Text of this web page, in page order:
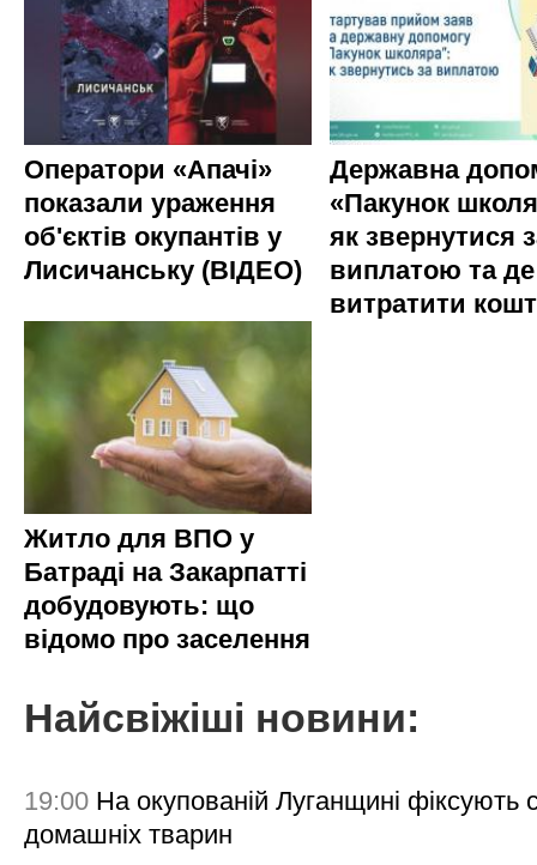
Оператори «Апачі»
показали ураження
об'єктів окупантів у
Лисичанську (ВІДЕО)
Державна
«Пакунок
як звернутися
виплатою та де
витратити
Житло для ВПО у
Батраді на Закарпатті
добудовують: що
відомо про заселення
Найсвіжіші новини:
19:00 На окупованій Луганщині фіксують
домашніх тварин